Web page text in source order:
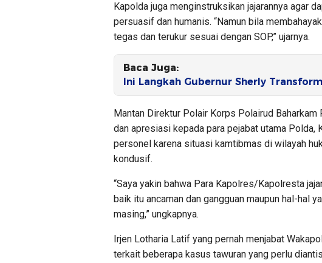
Kapolda juga menginstruksikan jajarannya agar
persuasif dan humanis. “Namun bila
tegas dan terukur sesuai dengan SOP,” ujarnya.
Baca Juga:
Ini Langkah Gubernur Sherly
Mantan Direktur Polair Korps Polairud
dan apresiasi kepada para pejabat utama
personel karena situasi kamtibmas di wilayah
kondusif.
“Saya yakin bahwa Para Kapolres/Kapolresta
baik itu ancaman dan gangguan maupun hal-hal
masing,” ungkapnya.
Irjen Lotharia Latif yang pernah menjabat
terkait beberapa kasus tawuran yang perlu